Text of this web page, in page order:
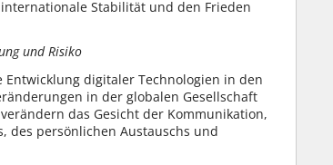
Stabilität und den Frieden
und Risiko
digitaler Technologien in den
in der globalen Gesellschaft
das Gesicht der Kommunikation,
des persönlichen Austauschs und